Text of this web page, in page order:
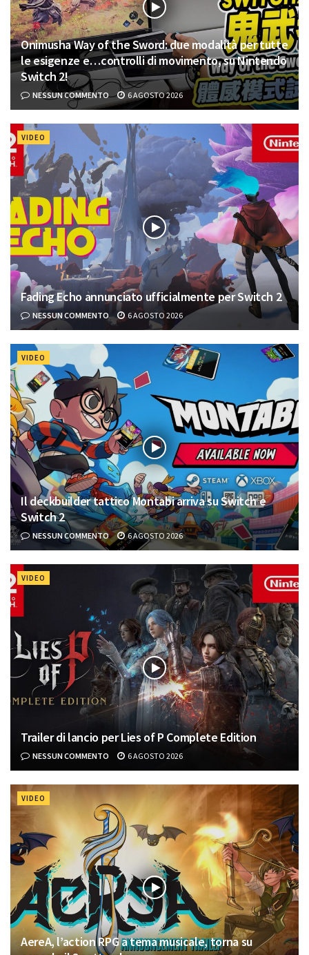
Onimusha Way of the Sword: due modalità per tutte
le esigenze e…controlli di movimento, su Nintendo
Switch 2!
NESSUN COMMENTO 6 AGOSTO 2026
VIDEO
Fading Echo annunciato ufficialmente per Switch 2
NESSUN COMMENTO 6 AGOSTO 2026
VIDEO
Il deckbuilder tattico Montabi arriva su Switch e
Switch 2
NESSUN COMMENTO 6 AGOSTO 2026
VIDEO
Trailer di lancio per Lies of P Complete Edition
NESSUN COMMENTO 6 AGOSTO 2026
VIDEO
AereA, l’action RPG a tema musicale, torna su